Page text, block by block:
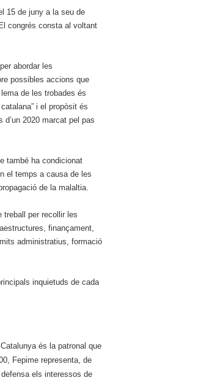
15 de juny a la seu de
congrés consta al voltant
abordar les
possibles accions que
de les trobades és
i el propòsit és
2020 marcat pel pas
també ha condicionat
el temps a causa de les
de la malaltia.
treball per recollir les
finançament,
administratius, formació
inquietuds de cada
és la patronal que
Fepime representa, de
els interessos de